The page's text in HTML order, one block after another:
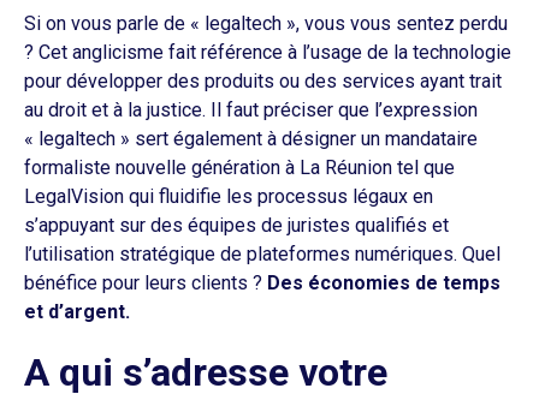
Si on vous parle de « legaltech », vous vous sentez perdu
? Cet anglicisme fait référence à l’usage de la technologie
pour développer des produits ou des services ayant trait
au droit et à la justice. Il faut préciser que l’expression
« legaltech » sert également à désigner un mandataire
formaliste nouvelle génération à La Réunion tel que
LegalVision qui fluidifie les processus légaux en
s’appuyant sur des équipes de juristes qualifiés et
l’utilisation stratégique de plateformes numériques. Quel
bénéfice pour leurs clients ? Des économies de temps
et d’argent.
A qui s’adresse votre